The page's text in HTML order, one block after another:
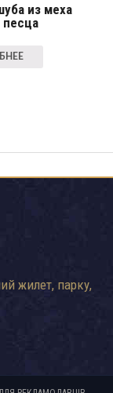
из меха
песца
жилет, парку,